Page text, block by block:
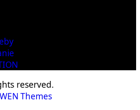
reserved.
WEN Themes